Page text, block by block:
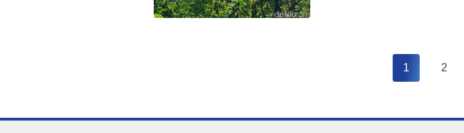
1 2